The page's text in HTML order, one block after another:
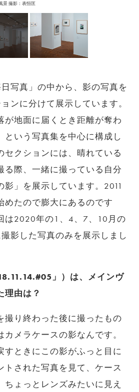
景 撮影：表恒匡
写真」の中から、影の写真を
ンに分けて展示しています。
が地面に届くとき距離が奪わ
という写真集を中心に構成し
セクションには、晴れている
る際、一緒に撮っている自分
」を展示しています。2011
めたので膨大にあるのです
は2020年の1、4、7、10月の
影した写真のみを展示しまし
」）は、メインヴ
理由は？
撮り終わった後に撮ったもの
メラケースの影なんです。
すときにこの影がふっと目に
トされた写真を見て、ケース
ちょっとレンズみたいに見え